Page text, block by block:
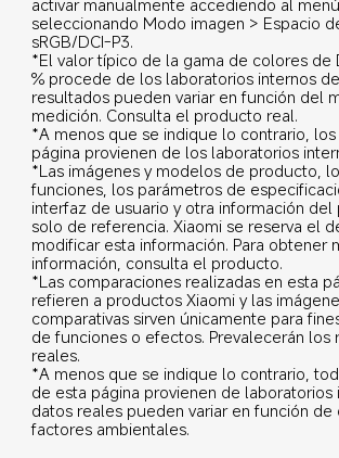
activar manualmente accediendo al
seleccionando Modo imagen > Espacio
sRGB/DCI-P3.
*El valor típico de la gama de colores de
% procede de los laboratorios internos
resultados pueden variar en función del
medición. Consulta el producto real.
*A menos que se indique lo contrario,
página provienen de los laboratorios
*Las imágenes y modelos de producto,
funciones, los parámetros de
interfaz de usuario y otra información
solo de referencia. Xiaomi se reserva el
modificar esta información. Para obtener
información, consulta el producto.
*Las comparaciones realizadas en esta
refieren a productos Xiaomi y las
comparativas sirven únicamente para
de funciones o efectos. Prevalecerán los
reales.
*A menos que se indique lo contrario,
de esta página provienen de laboratorios
datos reales pueden variar en función
factores ambientales.